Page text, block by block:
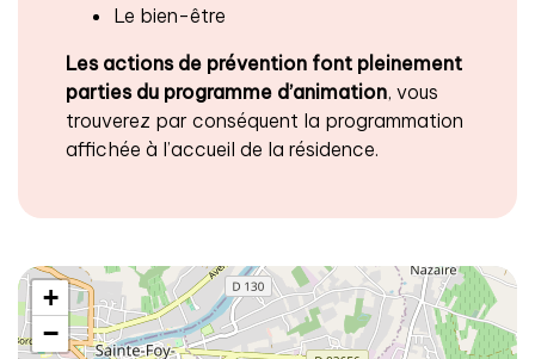
Le bien-être
Les actions de prévention font pleinement
parties du programme d’animation, vous
trouverez par conséquent la programmation
affichée à l’accueil de la résidence.
+
−